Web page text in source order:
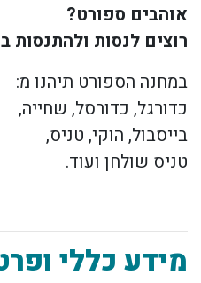
אוהבים ספורט?
רוצים לנסות ולהתנסות
במחנה הספורט תיהנו מ:
כדורגל, כדורסל, שחייה,
בייסבול, הוקי, טניס,
טניס שולחן ועוד.
מידע כללי